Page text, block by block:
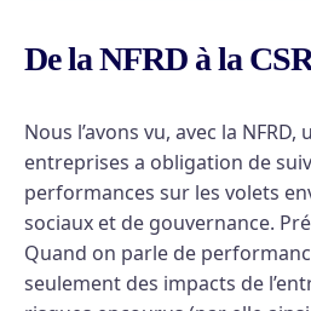
De la NFRD à la
Nous l’avons vu, avec la
entreprises a obligation de
performances sur les volets
sociaux et de gouvernance.
Quand on parle de
seulement des impacts de